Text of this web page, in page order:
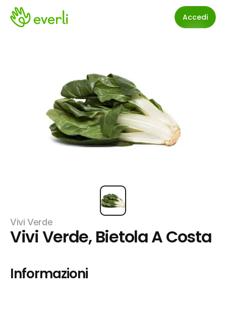
Accedi
Vivi Verde
Vivi Verde, Bietola A Costa
Informazioni